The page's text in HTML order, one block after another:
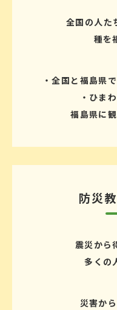
全国の人た
種を
・全国と福島県
・ひま
福島県に
防災
震災から
多くの
災害か